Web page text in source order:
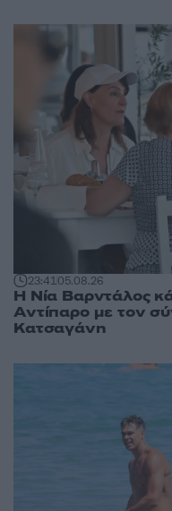
23:4105.08.26
Η Νία Βαρντάλος
Αντίπαρο με τον
Κατσαγάνη